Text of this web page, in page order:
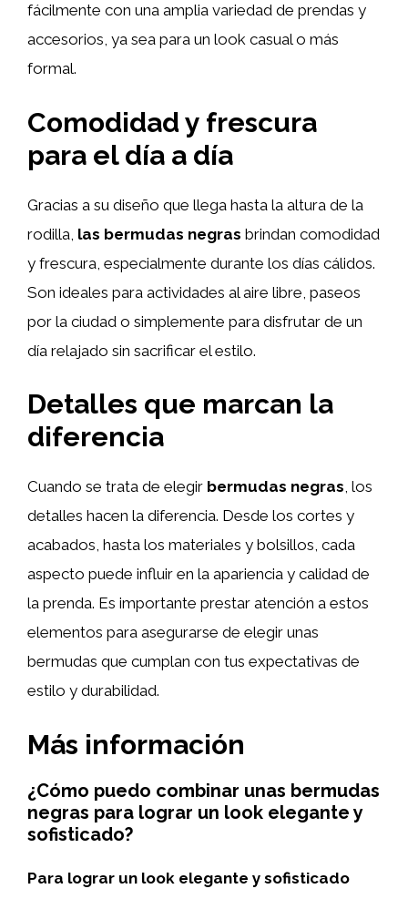
fácilmente con una amplia variedad de prendas y
accesorios, ya sea para un look casual o más
formal.
Comodidad y frescura
para el día a día
Gracias a su diseño que llega hasta la altura de la
rodilla, las bermudas negras brindan comodidad
y frescura, especialmente durante los días cálidos.
Son ideales para actividades al aire libre, paseos
por la ciudad o simplemente para disfrutar de un
día relajado sin sacrificar el estilo.
Detalles que marcan la
diferencia
Cuando se trata de elegir bermudas negras, los
detalles hacen la diferencia. Desde los cortes y
acabados, hasta los materiales y bolsillos, cada
aspecto puede influir en la apariencia y calidad de
la prenda. Es importante prestar atención a estos
elementos para asegurarse de elegir unas
bermudas que cumplan con tus expectativas de
estilo y durabilidad.
Más información
¿Cómo puedo combinar unas bermudas
negras para lograr un look elegante y
sofisticado?
Para lograr un look elegante y sofisticado